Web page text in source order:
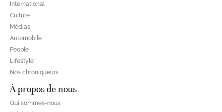
International
Culture
Médias
Automobile
People
Lifestyle
Nos chroniqueurs
À propos de nous
Qui sommes-nous